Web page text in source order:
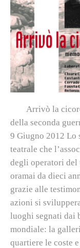
Arrivò la cicore
della seconda
9 Giugno 2012 Lo
teatrale che
degli operatori del
oramai da dieci
grazie alle
azioni si
luoghi segnati dai
mondiale: la
quartiere le coste